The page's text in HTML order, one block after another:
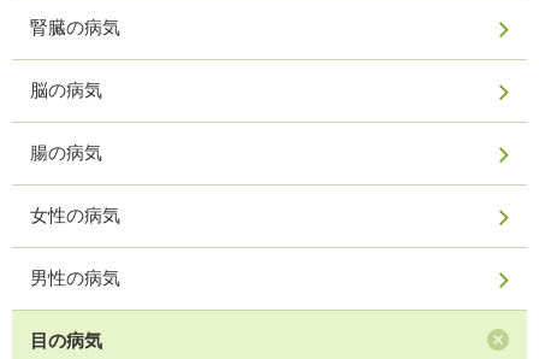
腎臓の病気
脳の病気
腸の病気
女性の病気
男性の病気
目の病気